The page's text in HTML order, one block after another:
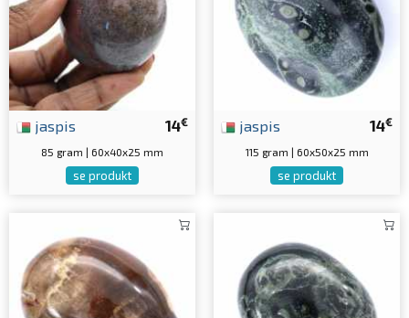
14€
jaspis
85 gram | 60x40x25 mm
se produkt
14€
jaspis
115 gram | 60x50x25 mm
se produkt